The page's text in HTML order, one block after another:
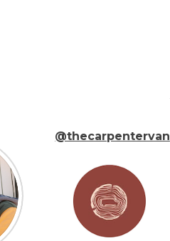
@thecarpentervan